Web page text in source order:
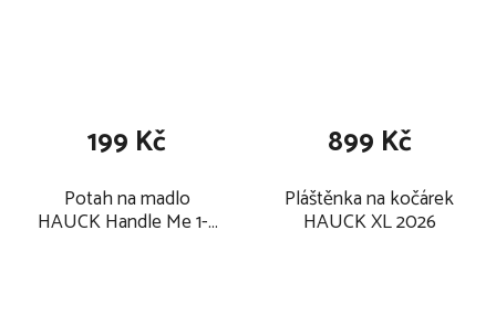
Potah na madlo
HAUCK Handle Me 1-2
199 Kč
Pláštěnka na kočárek
HAUCK XL 2026
899 Kč